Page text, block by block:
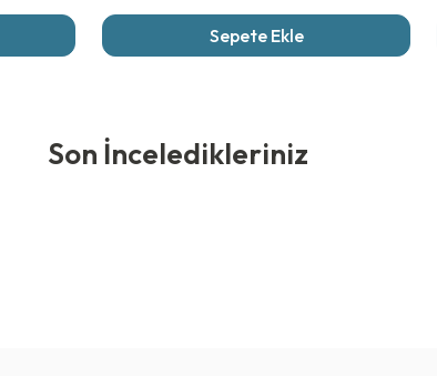
Sepete Ekle